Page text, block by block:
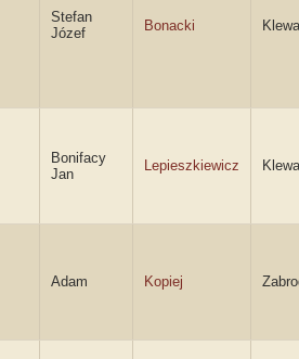
Stefan
Józef
Bonacki
Bonifacy
Jan
Lepieszkiewicz
Adam Kopiej